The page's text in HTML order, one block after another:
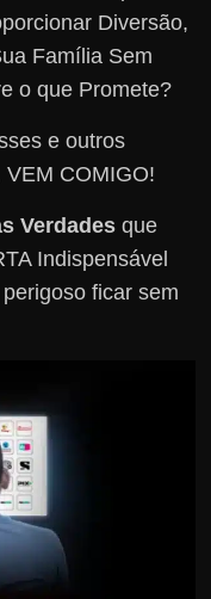
Diversão,
Família Sem
o que Promete?
e outros
VEM COMIGO!
Verdades que
Indispensável
ficar sem